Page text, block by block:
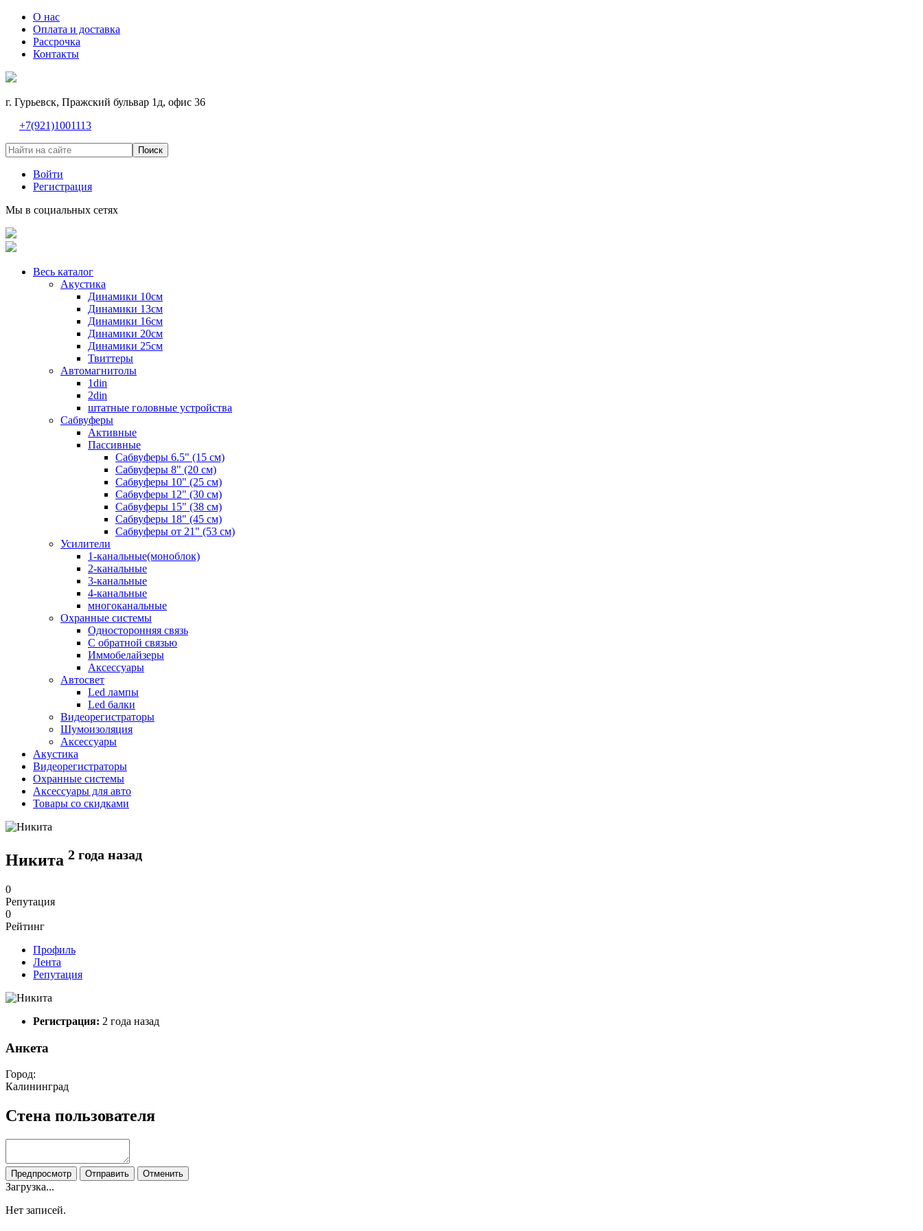
О нас
Оплата и доставка
Рассрочка
Контакты
г. Гурьевск, Пражский бульвар 1д, офис 36
+7(921)1001113
Поиск
Войти
Регистрация
Мы в социальных сетях
Весь каталог
Акустика
Динамики 10см
Динамики 13см
Динамики 16см
Динамики 20см
Динамики 25см
Твиттеры
Автомагнитолы
1din
2din
штатные головные устройства
Сабвуферы
Активные
Пассивные
Сабвуферы 6.5" (15 см)
Сабвуферы 8" (20 см)
Сабвуферы 10" (25 см)
Сабвуферы 12" (30 см)
Сабвуферы 15" (38 см)
Сабвуферы 18" (45 см)
Сабвуферы от 21" (53 см)
Усилители
1-канальные(моноблок)
2-канальные
3-канальные
4-канальные
многоканальные
Охранные системы
Односторонняя связь
С обратной связью
Иммобелайзеры
Аксессуары
Автосвет
Led лампы
Led балки
Видеорегистраторы
Шумоизоляция
Аксессуары
Акустика
Видеорегистраторы
Охранные системы
Аксессуары для авто
Товары со скидками
Никита 2 года назад
0
Репутация
0
Рейтинг
Профиль
Лента
Репутация
Регистрация: 2 года назад
Анкета
Город:
Калининград
Стена пользователя
Предпросмотр Отправить Отменить
Загрузка...
Нет записей.